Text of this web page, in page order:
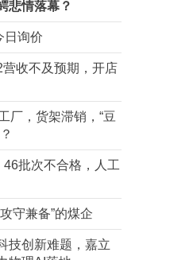
悲情落幕？
日询价
收不及预期，开店
厂，货架滞销，“豆
46批次不合格，人工
守兼备”的煤企
技创新难题，嘉立